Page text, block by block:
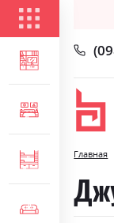
СПАЛЬНЯ
Главная